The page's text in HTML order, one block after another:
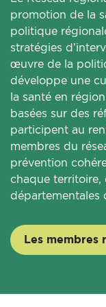
promotion de la
politique
stratégies
œuvre de la
développe une
la santé en
basées sur des
participent au
membres du
prévention
chaque territoire,
départementales
Les membres